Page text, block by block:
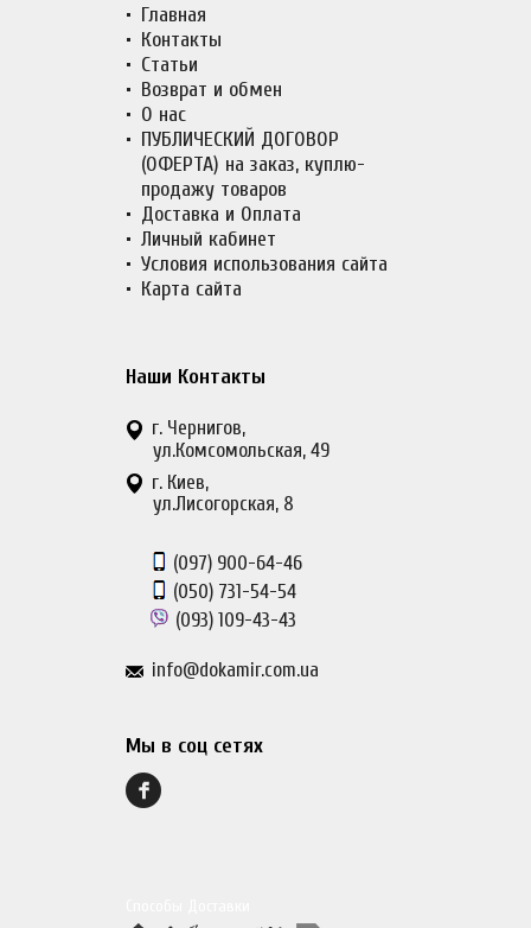
Главная
Контакты
Статьи
Возврат и обмен
О нас
ПУБЛИЧЕСКИЙ ДОГОВОР
(ОФЕРТА) на заказ, куплю-
продажу товаров
Доставка и Оплата
Личный кабинет
Условия использования сайта
Карта сайта
Наши Контакты
г. Чернигов,
ул.Комсомольская, 49
г. Киев,
ул.Лисогорская, 8
(097) 900-64-46
(050) 731-54-54
(093) 109-43-43
info@dokamir.com.ua
Мы в соц сетях